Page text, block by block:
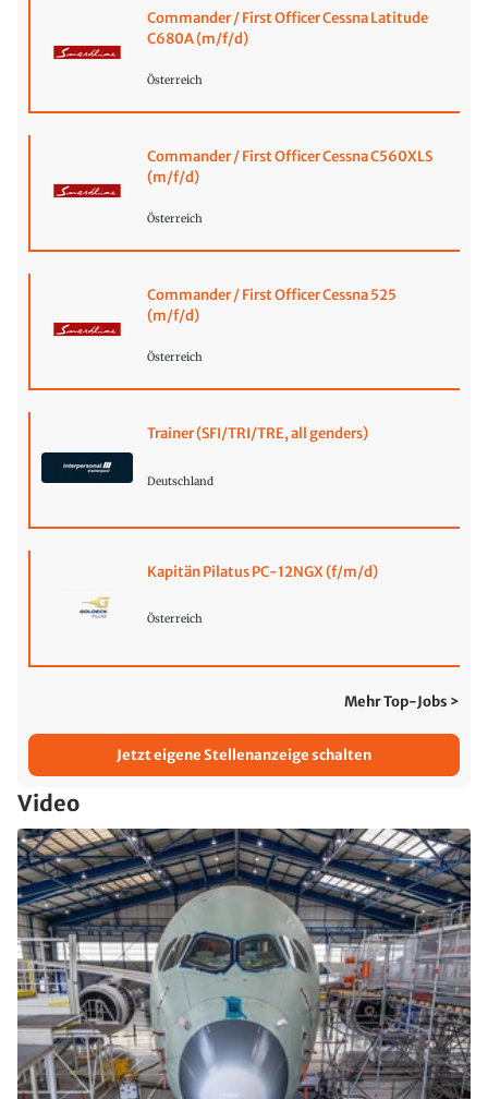
Commander / First Officer Cessna Latitude
C680A (m/f/d)
Österreich
Commander / First Officer Cessna C560XLS
(m/f/d)
Österreich
Commander / First Officer Cessna 525
(m/f/d)
Österreich
Trainer (SFI/TRI/TRE, all genders)
Deutschland
Kapitän Pilatus PC-12NGX (f/m/d)
Österreich
Mehr Top-Jobs >
Jetzt eigene Stellenanzeige schalten
Video